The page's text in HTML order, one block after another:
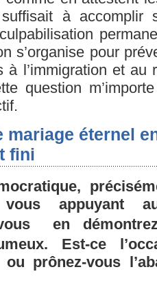
à
s’organise pour
à l’immigration et au
question
mariage éternel
fini
appuyant
vous en
Est-ce
ou prônez-vous